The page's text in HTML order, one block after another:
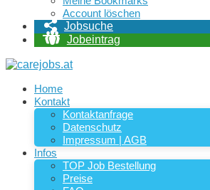
Account löschen
Jobsuche
Jobeintrag
Home
Kontakt
Kontaktanfrage
Datenschutz
Impressum | AGB
Infos
TOP Job Bestellung
Preise